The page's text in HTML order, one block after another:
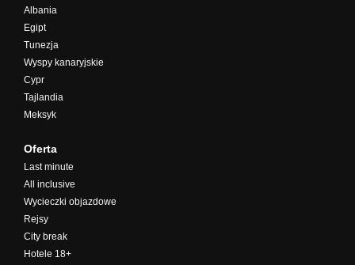
Albania
Egipt
Tunezja
Wyspy kanaryjskie
Cypr
Tajlandia
Meksyk
Oferta
Last minute
All inclusive
Wycieczki objazdowe
Rejsy
City break
Hotele 18+